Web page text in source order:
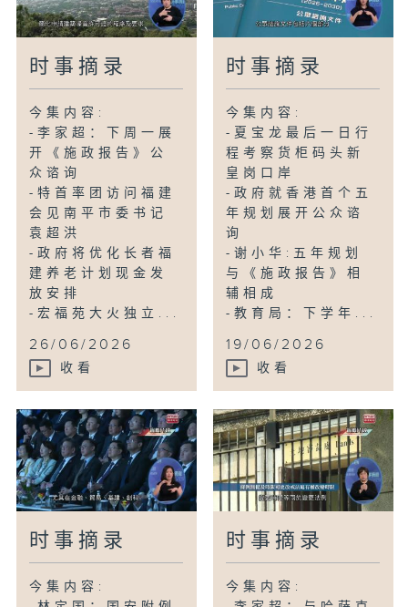
时事摘录
今集内容:
-李家超：下周一展
开《施政报告》公
众谘询
-特首率团访问福建
会见南平市委书记
袁超洪
-政府将优化长者福
建养老计划现金发
放安排
-宏福苑大火独立...
26/06/2026
收看
时事摘录
今集内容:
-夏宝龙最后一日行
程考察货柜码头新
皇岗口岸
-政府就香港首个五
年规划展开公众谘
询
-谢小华:五年规划
与《施政报告》相
辅相成
-教育局：下学年...
19/06/2026
收看
时事摘录
今集内容:
时事摘录
今集内容: